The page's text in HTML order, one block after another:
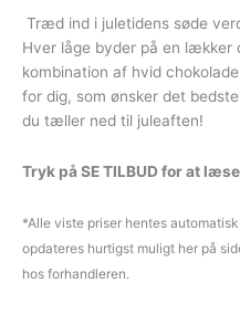
Træd ind i juletidens søde
Hver låge byder på en lækker
kombination af hvid
for dig, som ønsker det
du tæller ned til juleaften!
Tryk på SE TILBUD for at
*Alle viste priser hentes
opdateres hurtigst muligt her på
hos forhandleren.